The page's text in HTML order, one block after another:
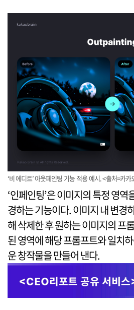
‘비 에디트’ 아웃페인팅 기능 적용 예시. <출처=카
‘인페인팅’은 이미지의 특정 영역
경하는 기능이다. 이미지 내 변경
해 삭제한 후 원하는 이미지의 프
된 영역에 해당 프롬프트와 일치
운 창작물을 만들어 낸다.